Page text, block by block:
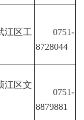
江区工
0751-
8728044
江区文
0751-
8879881